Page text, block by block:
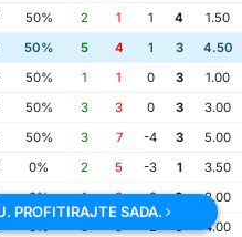
50% 2 1 1 4
1.50
50% 5 4 1 3
4.50
50% 1 1 0 3
1.00
50% 3 3 0 3
3.00
50% 3 7 -4 3
5.00
0% 2 5 -3 1
3.50
0% 1 3 -2 0
2.00
0% 3 5 -2 0 4.00
PROFITIRAJTE SADA.